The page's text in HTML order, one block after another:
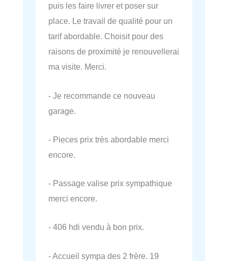
puis les faire livrer et poser sur
place. Le travail de qualité pour un
tarif abordable. Choisit pour des
raisons de proximité je renouvellerai
ma visite. Merci.
- Je recommande ce nouveau
garage.
- Pieces prix très abordable merci
encore.
- Passage valise prix sympathique
merci encore.
- 406 hdi vendu à bon prix.
- Accueil sympa des 2 frère. 19